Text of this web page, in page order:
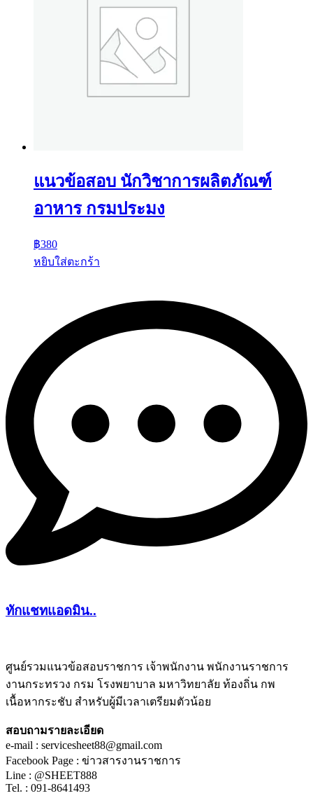
แนวข้อสอบ นักวิชาการผลิตภัณฑ์
อาหาร กรมประมง
฿380
หยิบใส่ตะกร้า
ทักแชทแอดมิน..
ศูนย์รวมแนวข้อสอบราชการ เจ้าพนักงาน พนักงานราชการ
งานกระทรวง กรม โรงพยาบาล มหาวิทยาลัย ท้องถิ่น กพ
เนื้อหากระชับ สำหรับผู้มีเวลาเตรียมตัวน้อย
สอบถามรายละเอียด
e-mail : servicesheet88@gmail.com
Facebook Page : ข่าวสารงานราชการ
Line : @SHEET888
Tel. : 091-8641493